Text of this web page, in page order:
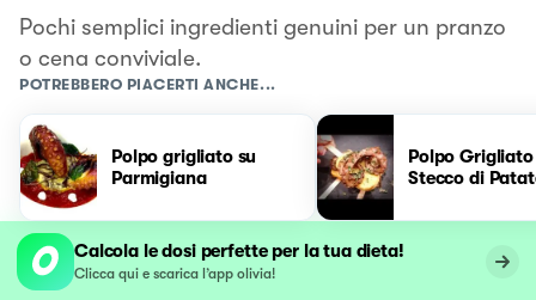
Pochi semplici ingredienti genuini per un pranzo
o cena conviviale.
POTREBBERO PIACERTI ANCHE...
Polpo grigliato su
Parmigiana
Polpo Grigliato
Stecco di
Calcola le dosi perfette per la tua dieta!
Clicca qui e scarica l’app olivia!